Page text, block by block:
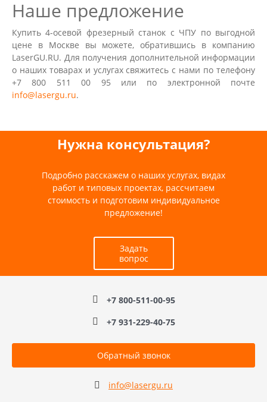
Наше предложение
Купить 4-осевой фрезерный станок с ЧПУ по выгодной
цене в Москве вы можете, обратившись в компанию
LaserGU.RU. Для получения дополнительной информации
о наших товарах и услугах свяжитесь с нами по телефону
+7 800 511 00 95 или по электронной почте
info@lasergu.ru.
Нужна консультация?
Подробно расскажем о наших услугах, видах
работ и типовых проектах, рассчитаем
стоимость и подготовим индивидуальное
предложение!
Задать
вопрос
+7 800-511-00-95
+7 931-229-40-75
Обратный звонок
info@lasergu.ru